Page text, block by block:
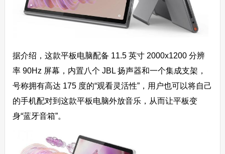
据介绍，这款平板电脑配备 11.5 英寸 2000x1200 分辨
率 90Hz 屏幕，内置八个 JBL 扬声器和一个集成支架，
号称拥有高达 175 度的“观看灵活性”，用户也可以将自己
的手机配对到这款平板电脑外放音乐，从而让平板变
身“蓝牙音箱”。